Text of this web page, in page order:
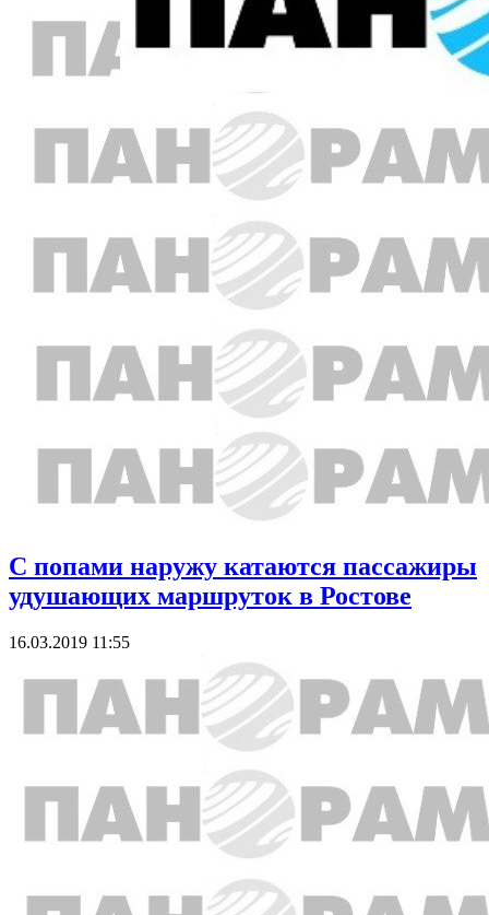
С попами наружу катаются пассажиры
удушающих маршруток в Ростове
16.03.2019 11:55